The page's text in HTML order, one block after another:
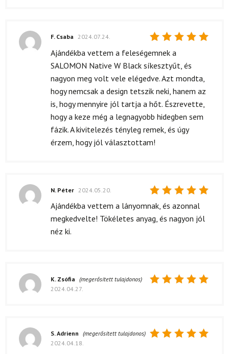
Értékelés:
F. Csaba 2024.07.24.
Ajándékba vettem a feleségemnek a
SALOMON Native W Black síkesztyűt, és
nagyon meg volt vele elégedve. Azt mondta,
hogy nemcsak a design tetszik neki, hanem az
is, hogy mennyire jól tartja a hőt. Észrevette,
hogy a keze még a legnagyobb hidegben sem
fázik. A kivitelezés tényleg remek, és úgy
érzem, hogy jól választottam!
Értékelés:
/ 5
N. Péter 2024.05.20.
Ajándékba vettem a lányomnak, és azonnal
megkedvelte! Tökéletes anyag, és nagyon jól
néz ki.
K. Zsófia (megerősített tulajdonos)
2024.04.27.
S. Adrienn (megerősített tulajdonos)
2024.04.18.